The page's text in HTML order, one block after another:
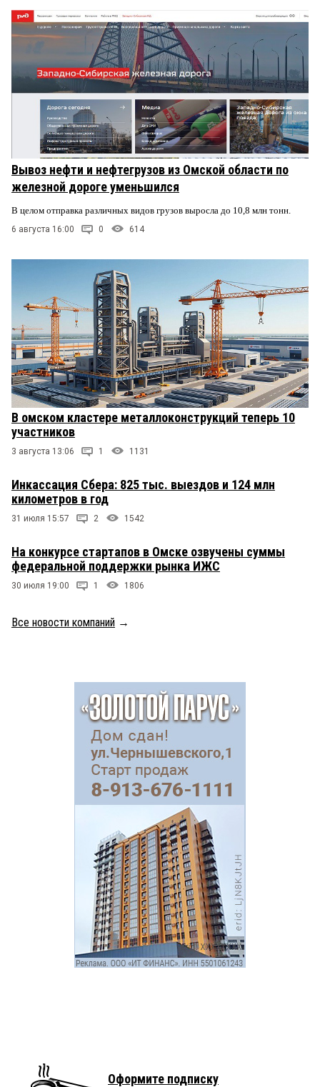
Вывоз нефти и нефтегрузов из Омской области по
железной дороге уменьшился
В целом отправка различных видов грузов выросла до 10,8 млн тонн.
6 августа 16:00 0 614
В омском кластере металлоконструкций теперь 10
участников
3 августа 13:06 1 1131
Инкассация Сбера: 825 тыс. выездов и 124 млн
километров в год
31 июля 15:57 2 1542
На конкурсе стартапов в Омске озвучены суммы
федеральной поддержки рынка ИЖС
30 июля 19:00 1 1806
Все новости компаний →
Оформите подписку